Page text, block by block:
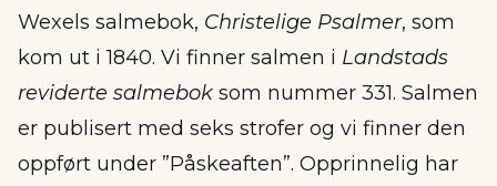
Wexels salmebok, Christelige Psalmer, som
kom ut i 1840. Vi finner salmen i Landstads
reviderte salmebok som nummer 331. Salmen
er publisert med seks strofer og vi finner den
oppført under ”Påskeaften”. Opprinnelig har